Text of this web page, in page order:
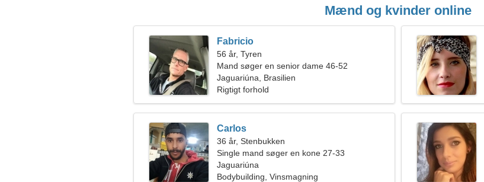
Mænd og kvinder online
Fabricio
56 år, Tyren
Mand søger en senior dame 46-52
Jaguariúna, Brasilien
Rigtigt forhold
Carlos
36 år, Stenbukken
Single mand søger en kone 27-33
Jaguariúna
Bodybuilding, Vinsmagning